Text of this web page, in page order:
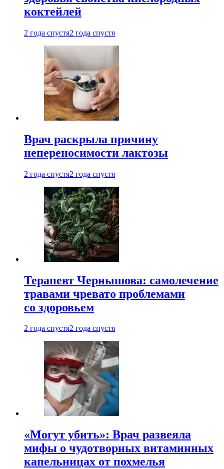
коктейлей
2 года спустя2 года спустя
Врач раскрыла причину
непереносимости лактозы
2 года спустя2 года спустя
Терапевт Чернышова: самолечение
травами чревато проблемами
со здоровьем
2 года спустя2 года спустя
«Могут убить»: Врач развеяла
мифы о чудотворных витаминных
капельницах от похмелья